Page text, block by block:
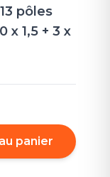
pôles
x 1,5 + 3 x
panier